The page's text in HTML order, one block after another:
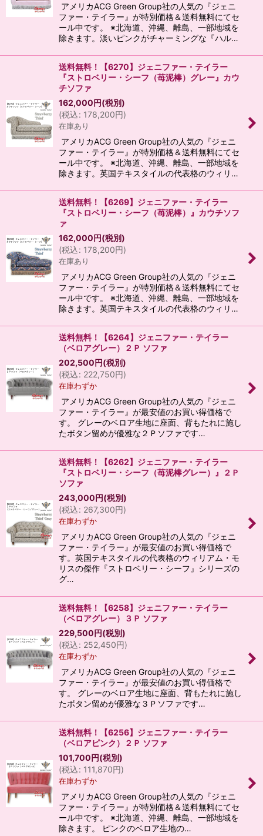
アメリカACG Green Group社の人気の『ジェニ
ファー・テイラー』が特別価格＆送料無料にてセ
ール中です。 ※北海道、沖縄、離島、一部地域を
除きます。淡いピンクがチャーミングな『ハル…
送料無料！【6270】ジェニファー・テイラー
『ストロベリー・シーフ（苺泥棒）グレー』カウ
チソファ
162,000円(税別)
(税込: 178,200円)
在庫あり
アメリカACG Green Group社の人気の『ジェニ
ファー・テイラー』が特別価格＆送料無料にてセ
ール中です。 ※北海道、沖縄、離島、一部地域を
除きます。英国テキスタイルの代表格のウィリ…
送料無料！【6269】ジェニファー・テイラー
『ストロベリー・シーフ（苺泥棒）』カウチソフ
ァ
162,000円(税別)
(税込: 178,200円)
在庫あり
アメリカACG Green Group社の人気の『ジェニ
ファー・テイラー』が特別価格＆送料無料にてセ
ール中です。 ※北海道、沖縄、離島、一部地域を
除きます。英国テキスタイルの代表格のウィリ…
送料無料！【6264】ジェニファー・テイラー
（ベロアグレー）２Ｐ ソファ
202,500円(税別)
(税込: 222,750円)
在庫わずか
アメリカACG Green Group社の人気の『ジェニ
ファー・テイラー』が最安値のお買い得価格で
す。 グレーのベロア生地に座面、背もたれに施し
たボタン留めが優雅な２Ｐソファです…
送料無料！【6262】ジェニファー・テイラー
『ストロベリー・シーフ（苺泥棒グレー）』２Ｐ
ソファ
243,000円(税別)
(税込: 267,300円)
在庫わずか
アメリカACG Green Group社の人気の『ジェニ
ファー・テイラー』が最安値のお買い得価格で
す。英国テキスタイルの代表格のウィリアム・モ
リスの傑作『ストロベリー・シーフ』シリーズの
グ…
送料無料！【6258】ジェニファー・テイラー
（ベロアグレー）３Ｐ ソファ
229,500円(税別)
(税込: 252,450円)
在庫わずか
アメリカACG Green Group社の人気の『ジェニ
ファー・テイラー』が最安値のお買い得価格で
す。 グレーのベロア生地に座面、背もたれに施し
たボタン留めが優雅な３Ｐソファです…
送料無料！【6256】ジェニファー・テイラー
（ベロアピンク）２Ｐ ソファ
101,700円(税別)
(税込: 111,870円)
在庫わずか
アメリカACG Green Group社の人気の『ジェニ
ファー・テイラー』が特別価格＆送料無料にてセ
ール中です。 ※北海道、沖縄、離島、一部地域を
除きます。 ピンクのベロア生地の…